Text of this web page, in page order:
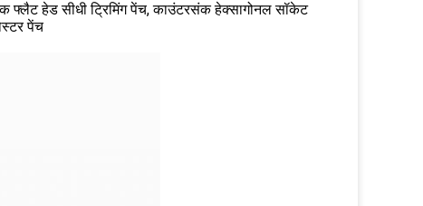
फ्लैट हेड सीधी ट्रिमिंग पेंच, काउंटरसंक हेक्सागोनल सॉकेट
पेंच